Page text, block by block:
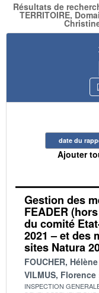
Résultats de
TERRITOIRE,
date du
Ajouter
Gestion des
FEADER
du comité
2021 – et des
sites Natura
FOUCHER, Hélène
VILMUS, Florence
INSPECTION